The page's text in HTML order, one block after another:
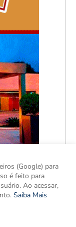
(Google) para
é feito para
Ao acessar,
Saiba Mais